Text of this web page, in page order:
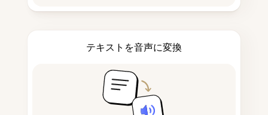
テキストを音声に変換